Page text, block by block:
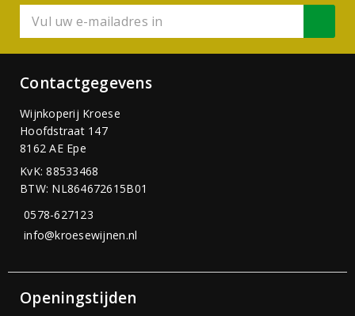
Contactgegevens
Wijnkoperij Kroese
Hoofdstraat 147
8162 AE Epe
KvK: 88533468
BTW: NL864672615B01
0578-627123
info@kroesewijnen.nl
Openingstijden